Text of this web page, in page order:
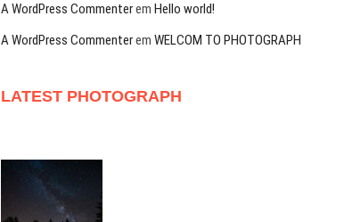
A WordPress Commenterem Hello world!
A WordPress Commenterem WELCOM TO PHOTOGRAPH
LATEST PHOTOGRAPH